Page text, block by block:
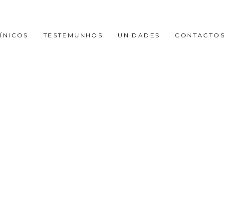
TESTEMUNHOS UNIDADES CONTACTOS